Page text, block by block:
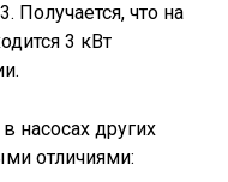
Получается, что на
3 кВт
насосах других
отличиями: